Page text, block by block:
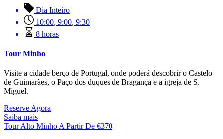
Dia Inteiro
10:00, 9:00, 9:30
8 horas
Tour Minho
Visite a cidade berço de Portugal, onde poderá descobrir o Castelo
de Guimarães, o Paço dos duques de Bragança e a igreja de S.
Miguel.
Reserve Agora
Saiba mais
Tour Alto MinhoA Partir De €370